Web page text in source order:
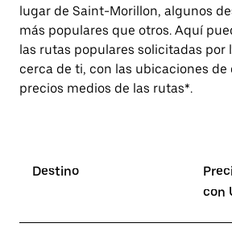
lugar de Saint-Morillon, algunos
más populares que otros. Aquí
las rutas populares solicitadas por
cerca de ti, con las ubicaciones de
precios medios de las rutas*.
Destino
con